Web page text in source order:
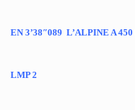
EN 3’38″089 L’ALPINE A
LMP 2